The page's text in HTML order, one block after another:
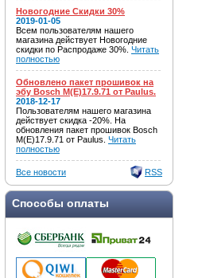
Новогодние Скидки 30%
2019-01-05
Всем пользователям нашего
магазина действует Новогодние
скидки по Распродаже 30%. Читать
полностью
Обновлено пакет прошивок на
эбу Bosch M(E)17.9.71 от Paulus.
2018-12-17
Пользователям нашего магазина
действует скидка -20%. На
обновления пакет прошивок Bosch
M(E)17.9.71 от Paulus. Читать
полностью
Все новости RSS
Способы оплаты